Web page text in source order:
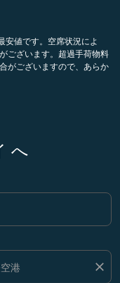
pagination-
cmp-pagination-
cmp-pagination-
cmp-
値です。空席状況によ
ございます。超過手荷物料
がございますので、あらか
へ
close